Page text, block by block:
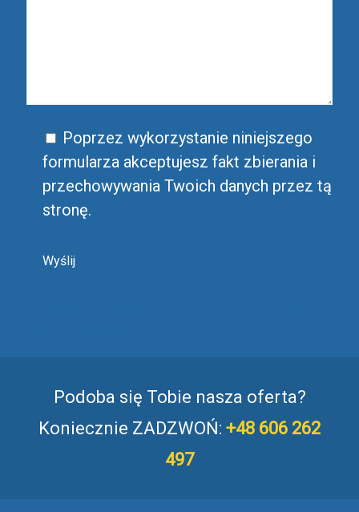
Poprzez wykorzystanie niniejszego
formularza akceptujesz fakt zbierania i
przechowywania Twoich danych przez tą
stronę.
Podoba się Tobie nasza oferta?
Koniecznie ZADZWOŃ: +48 606 262
497